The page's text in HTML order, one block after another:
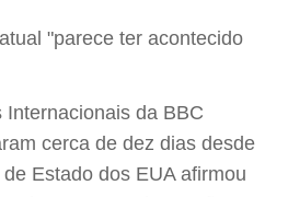
"parece ter acontecido
Internacionais da BBC
cerca de dez dias desde
Estado dos EUA afirmou